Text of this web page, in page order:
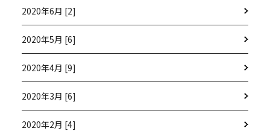
2020年6月 [2]
2020年5月 [6]
2020年4月 [9]
2020年3月 [6]
2020年2月 [4]